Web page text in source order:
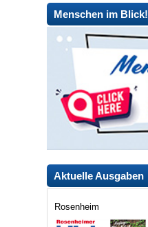
Menschen im Blick!
Aktuelle Ausgaben
Rosenheim